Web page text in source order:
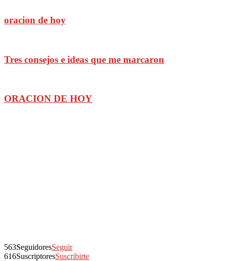
oracion de hoy
Tres consejos e ideas que me marcaron
ORACION DE HOY
563SeguidoresSeguir
616SuscriptoresSuscribirte